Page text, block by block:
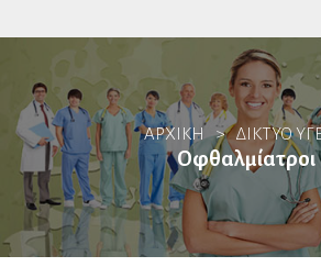
Βιοπαθολόγοι
Γαστρεντερολόγοι
Ενδοσκόποι
ΑΡΧΙΚΗ > ΔΙΚΤΥΟ
Οφθαλμίατροι